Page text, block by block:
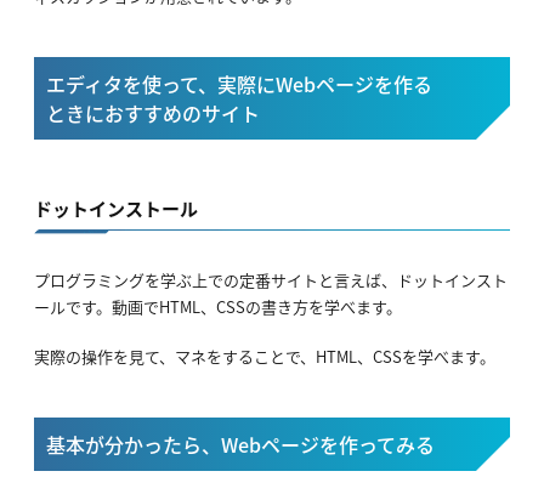
エディタを使って、実際にWebページを作る
ときにおすすめのサイト
ドットインストール
プログラミングを学ぶ上での定番サイトと言えば、ドットインスト
ールです。動画でHTML、CSSの書き方を学べます。
実際の操作を見て、マネをすることで、HTML、CSSを学べます。
基本が分かったら、Webページを作ってみる